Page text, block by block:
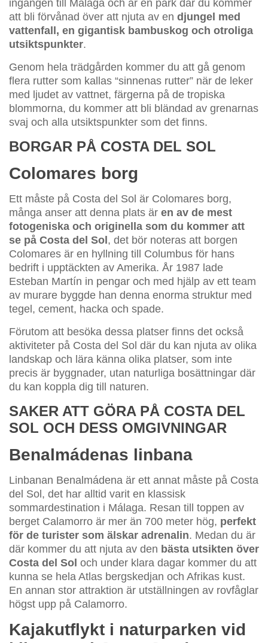
ingången till Málaga och är en park där du kommer
att bli förvånad över att njuta av en djungel med
vattenfall, en gigantisk bambuskog och otroliga
utsiktspunkter.
Genom hela trädgården kommer du att gå genom
flera rutter som kallas “sinnenas rutter” när de leker
med ljudet av vattnet, färgerna på de tropiska
blommorna, du kommer att bli bländad av grenarnas
svaj och alla utsiktspunkter som det finns.
BORGAR PÅ COSTA DEL SOL
Colomares borg
Ett måste på Costa del Sol är Colomares borg,
många anser att denna plats är en av de mest
fotogeniska och originella som du kommer att
se på Costa del Sol, det bör noteras att borgen
Colomares är en hyllning till Columbus för hans
bedrift i upptäckten av Amerika. År 1987 lade
Esteban Martín in pengar och med hjälp av ett team
av murare byggde han denna enorma struktur med
tegel, cement, hacka och spade.
Förutom att besöka dessa platser finns det också
aktiviteter på Costa del Sol där du kan njuta av olika
landskap och lära känna olika platser, som inte
precis är byggnader, utan naturliga bosättningar där
du kan koppla dig till naturen.
SAKER ATT GÖRA PÅ COSTA DEL
SOL OCH DESS OMGIVNINGAR
Benalmádenas linbana
Linbanan Benalmádena är ett annat måste på Costa
del Sol, det har alltid varit en klassisk
sommardestination i Málaga. Resan till toppen av
berget Calamorro är mer än 700 meter hög, perfekt
för de turister som älskar adrenalin. Medan du är
där kommer du att njuta av den bästa utsikten över
Costa del Sol och under klara dagar kommer du att
kunna se hela Atlas bergskedjan och Afrikas kust.
En annan stor attraktion är utställningen av rovfåglar
högst upp på Calamorro.
Kajakutflykt i naturparken vid